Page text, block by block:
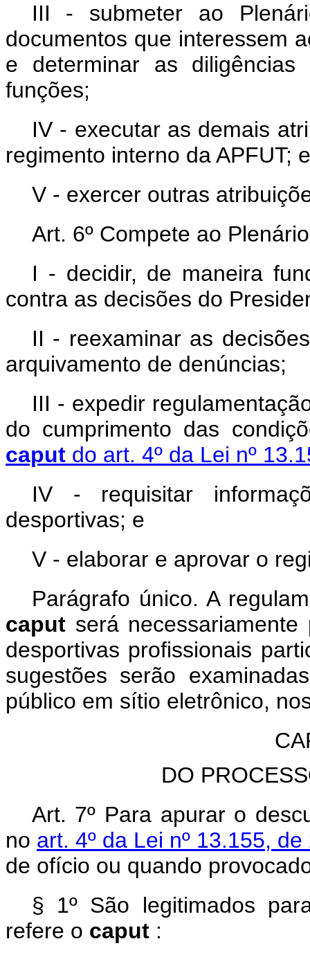
III - submeter ao
documentos que interessem
e determinar as
funções;
IV - executar as demais
regimento interno da APFUT; e
V - exercer outras
Art. 6º Compete ao
I - decidir, de maneira
contra as decisões do
II - reexaminar as
arquivamento de denúncias;
III - expedir
do cumprimento das
caput do art. 4º da Lei nº
IV - requisitar
desportivas; e
V - elaborar e aprovar o
Parágrafo único. A
caput será
desportivas profissionais
sugestões serão
público em sítio eletrônico,
DO
Art. 7º Para apurar o
no art. 4º da Lei nº 13.155,
de ofício ou quando
§ 1º São legitimados
refere o caput :